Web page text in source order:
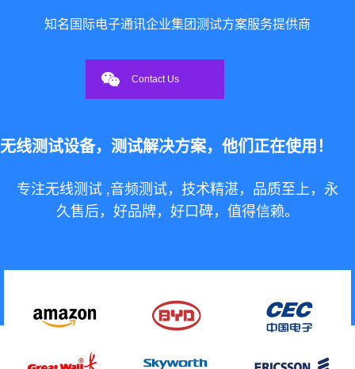
知名国际电子通讯企业集团测试方案服务提供商
Contact Us
线测试设备，测试解决方案，他们正在使用！
专注无线测试 ,音频测试，技术精湛，品质至上，永
久售后，好品牌，好口碑，值得信赖。